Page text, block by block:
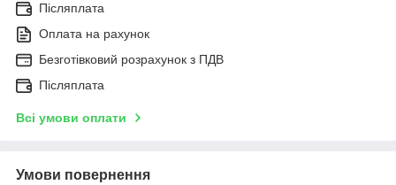
Післяплата
Оплата на рахунок
Безготівковий розрахунок з ПДВ
Післяплата
Всі умови оплати
Умови повернення